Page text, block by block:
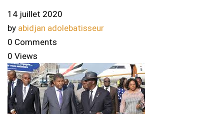
14 juillet 2020
by abidjan adolebatisseur
0 Comments
0 Views